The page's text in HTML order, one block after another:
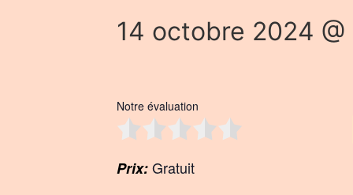
14 octobre 2024 @
Notre évaluation
Prix:Gratuit